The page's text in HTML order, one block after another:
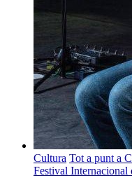
Cultura Tot a punt a
Festival Internacional